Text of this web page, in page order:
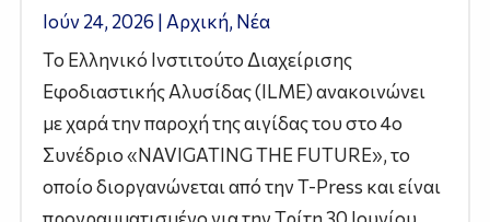
Ιούν 24, 2026 | Αρχική, Νέα
Το Ελληνικό Ινστιτούτο Διαχείρισης
Εφοδιαστικής Αλυσίδας (ILME) ανακοινώνει
με χαρά την παροχή της αιγίδας του στο 4ο
Συνέδριο «NAVIGATING THE FUTURE», το
οποίο διοργανώνεται από την T-Press και είναι